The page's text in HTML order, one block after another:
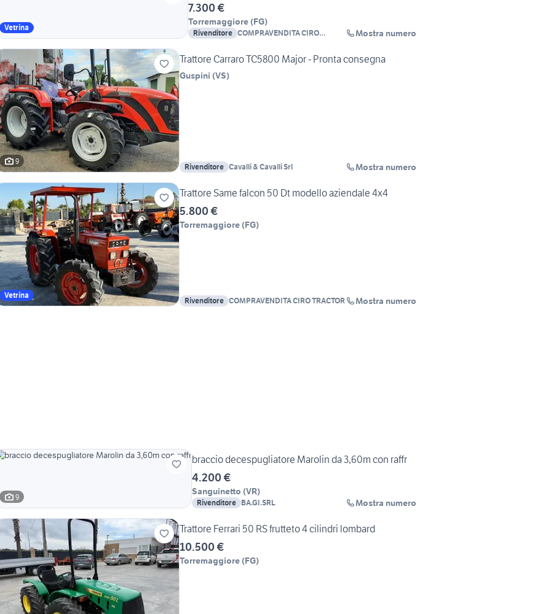
Vetrina
7.300 €
Torremaggiore (FG)
Rivenditore COMPRAVENDITA CIRO
Mostra numero
9
Trattore Carraro TC5800 Major - Pronta consegna
Guspini (VS)
Rivenditore Cavalli & Cavalli Srl Mostra numero
Vetrina
Trattore Same falcon 50 Dt modello aziendale 4x4
5.800 €
Torremaggiore (FG)
Rivenditore COMPRAVENDITA CIRO TRACTOR Mostra numero
9
braccio decespugliatore Marolin da 3,60m con raffr
4.200 €
Sanguinetto (VR)
Rivenditore BA.GI.SRL Mostra numero
Trattore Ferrari 50 RS frutteto 4 cilindri lombard
10.500 €
Torremaggiore (FG)